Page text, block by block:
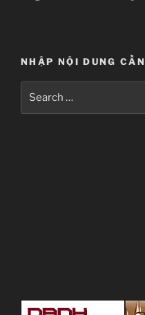
NHẬP NỘI DUNG